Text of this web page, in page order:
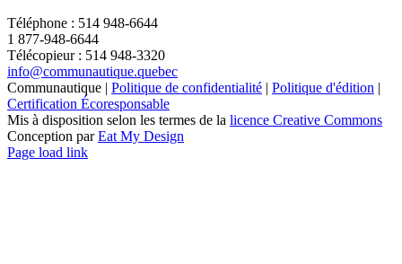
Téléphone : 514 948-6644
1 877-948-6644
Télécopieur : 514 948-3320
info@communautique.quebec
Communautique | Politique de confidentialité | Politique d'édition |
Certification Écoresponsable
Mis à disposition selon les termes de la licence Creative Commons
Conception parEat My Design
Facebook
YouTube
LinkedIn
Email
Page load link